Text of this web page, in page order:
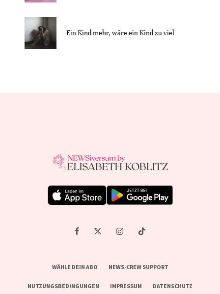
Ein Kind mehr, wäre ein Kind zu viel
WÄHLE DEIN ABO NEWS-CREW SUPPORT
NUTZUNGSBEDINGUNGEN IMPRESSUM DATENSCHUTZ